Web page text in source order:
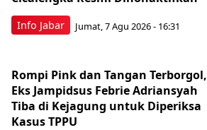
Info Jabar Jumat, 7 Agu 2026 - 16:31
Rompi Pink dan Tangan Terborgol,
Eks Jampidsus Febrie Adriansyah
Tiba di Kejagung untuk Diperiksa
Kasus TPPU